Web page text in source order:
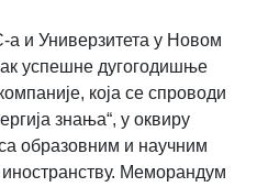
и Универзитета у Новом
успешне дугогодишње
која се спроводи
знања“, у оквиру
са образовним и научним
Меморандум